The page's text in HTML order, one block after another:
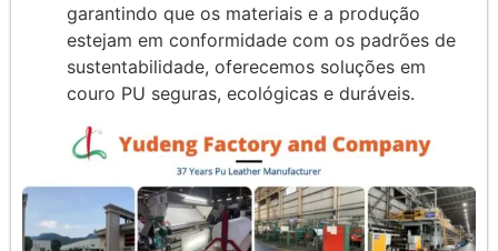
garantindo que os materiais e a produção
estejam em conformidade com os padrões de
sustentabilidade, oferecemos soluções em
couro PU seguras, ecológicas e duráveis.